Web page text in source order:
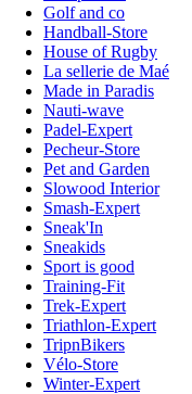
Golf and co
Handball-Store
House of Rugby
La sellerie de Maé
Made in Paradis
Nauti-wave
Padel-Expert
Pecheur-Store
Pet and Garden
Slowood Interior
Smash-Expert
Sneak'In
Sneakids
Sport is good
Training-Fit
Trek-Expert
Triathlon-Expert
TripnBikers
Vélo-Store
Winter-Expert